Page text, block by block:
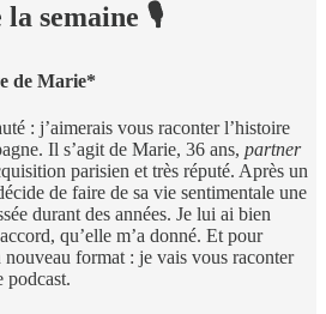
la semaine 🎙
de Marie*
: j’aimerais vous raconter l’histoire
Il s’agit de Marie, 36 ans, partner
parisien et très réputé. Après un
de faire de sa vie sentimentale une
durant des années. Je lui ai bien
qu’elle m’a donné. Et pour
nouveau format : je vais vous raconter
podcast.